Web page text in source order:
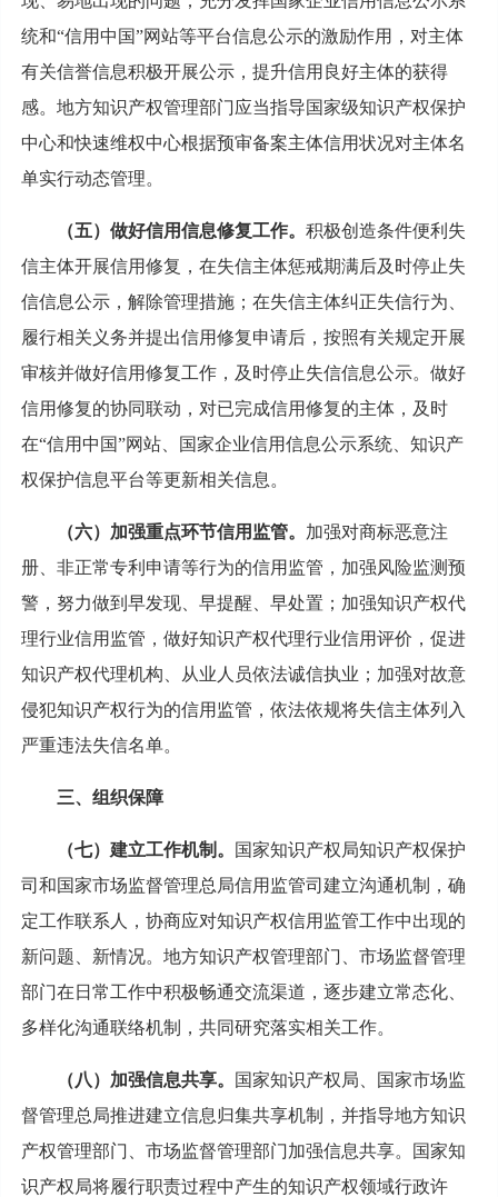
统和“信用中国”网站等平台信息公示的激励作用，对主体
有关信誉信息积极开展公示，提升信用良好主体的获得
感。地方知识产权管理部门应当指导国家级知识产权保护
中心和快速维权中心根据预审备案主体信用状况对主体名
单实行动态管理。
（五）做好信用信息修复工作。 积极创造条件便利失
信主体开展信用修复，在失信主体惩戒期满后及时停止失
信信息公示，解除管理措施；在失信主体纠正失信行为、
履行相关义务并提出信用修复申请后，按照有关规定开展
审核并做好信用修复工作，及时停止失信信息公示。做好
信用修复的协同联动，对已完成信用修复的主体，及时
在“信用中国”网站、国家企业信用信息公示系统、知识产
权保护信息平台等更新相关信息。
（六）加强重点环节信用监管。 加强对商标恶意注
册、非正常专利申请等行为的信用监管，加强风险监测预
警，努力做到早发现、早提醒、早处置；加强知识产权代
理行业信用监管，做好知识产权代理行业信用评价，促进
知识产权代理机构、从业人员依法诚信执业；加强对故意
侵犯知识产权行为的信用监管，依法依规将失信主体列入
严重违法失信名单。
三、组织保障
（七）建立工作机制。
国家知识产权局知识产权保护
司和国家市场监督管理总局信用监管司建立沟通机制，确
定工作联系人，协商应对知识产权信用监管工作中出现的
新问题、新情况。地方知识产权管理部门、市场监督管理
部门在日常工作中积极畅通交流渠道，逐步建立常态化、
多样化沟通联络机制，共同研究落实相关工作。
（八）加强信息共享。
国家知识产权局、国家市场监
督管理总局推进建立信息归集共享机制，并指导地方知识
产权管理部门、市场监督管理部门加强信息共享。国家知
识产权局将履行职责过程中产生的知识产权领域行政许